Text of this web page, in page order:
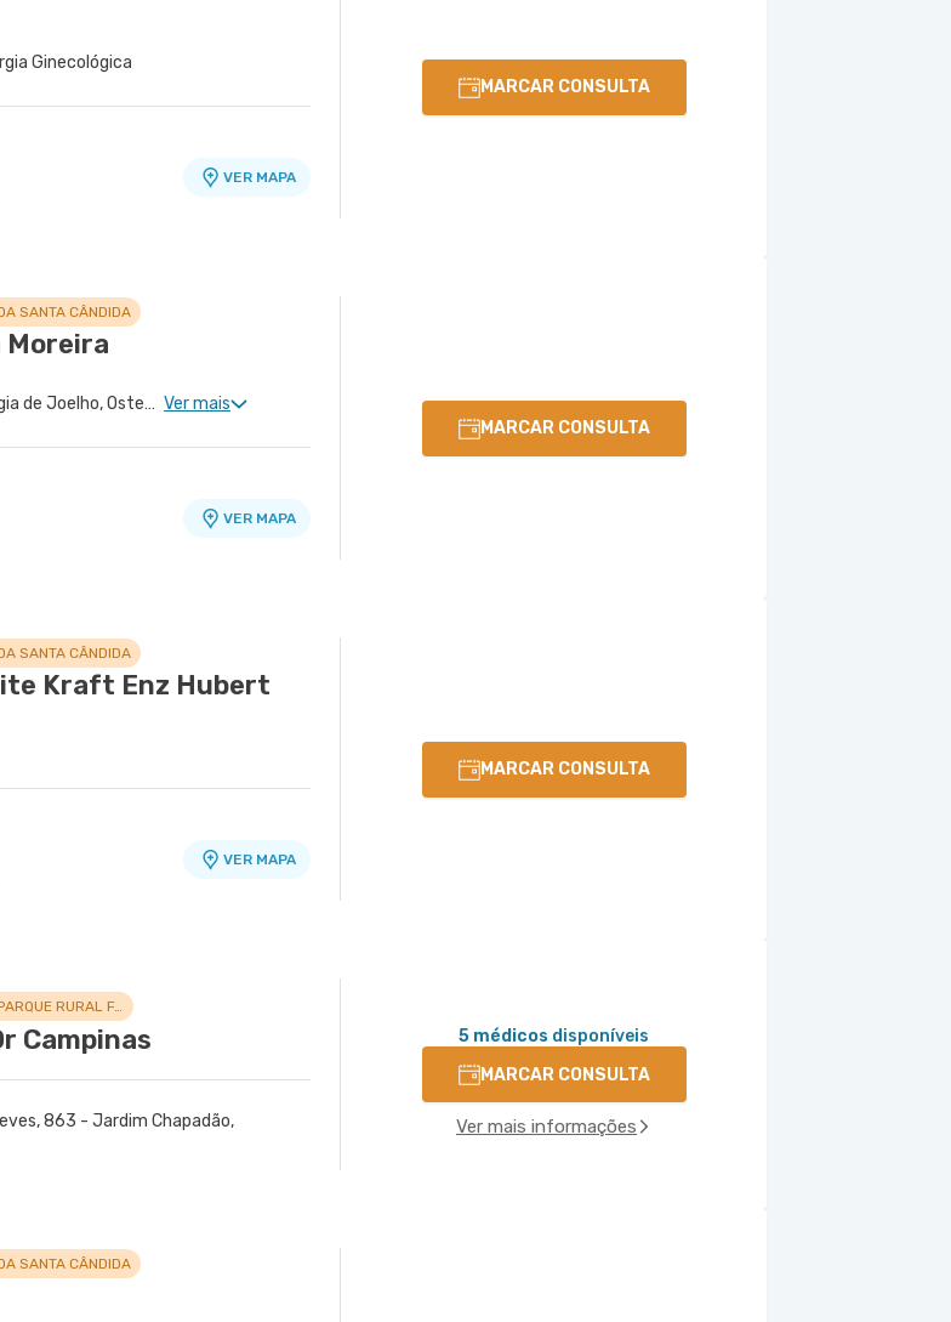
Ginecológica
MARCAR CONSULTA
VER MAPA
SANTA CÂNDIDA
Moreira
Ortopedia de Joelho, Ortopedia Geral, Cirurgia de Joelho, Osteoporose, Medicina Esportiva Clinica, Cirurgia de Ombro Ver mais
MARCAR CONSULTA
VER MAPA
SANTA CÂNDIDA
Kraft Enz Hubert
MARCAR CONSULTA
VER MAPA
DO CENTRO DE PARQUE RURAL FAZENDA SANTA CÂNDIDA
Campinas
863 - Jardim Chapadão,
5 médicos disponíveis
MARCAR CONSULTA
Ver mais informações
SANTA CÂNDIDA